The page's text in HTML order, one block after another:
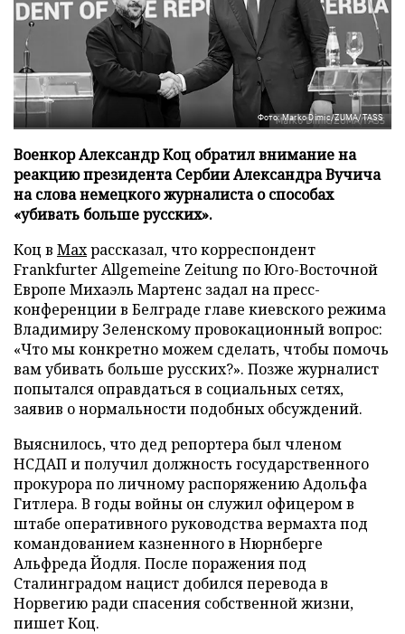
Фото: Marko Dimic/ZUMA/TASS
Военкор Александр Коц обратил внимание на
реакцию президента Сербии Александра Вучича
на слова немецкого журналиста о способах
«убивать больше русских».
Коц в Махрассказал, что корреспондент
Frankfurter Allgemeine Zeitung по Юго-Восточной
Европе Михаэль Мартенс задал на пресс-
конференции в Белграде главе киевского режима
Владимиру Зеленскому провокационный вопрос:
«Что мы конкретно можем сделать, чтобы помочь
вам убивать больше русских?». Позже журналист
попытался оправдаться в социальных сетях,
заявив о нормальности подобных обсуждений.
Выяснилось, что дед репортера был членом
НСДАП и получил должность государственного
прокурора по личному распоряжению Адольфа
Гитлера. В годы войны он служил офицером в
штабе оперативного руководства вермахта под
командованием казненного в Нюрнберге
Альфреда Йодля. После поражения под
Сталинградом нацист добился перевода в
Норвегию ради спасения собственной жизни,
пишет Коц.